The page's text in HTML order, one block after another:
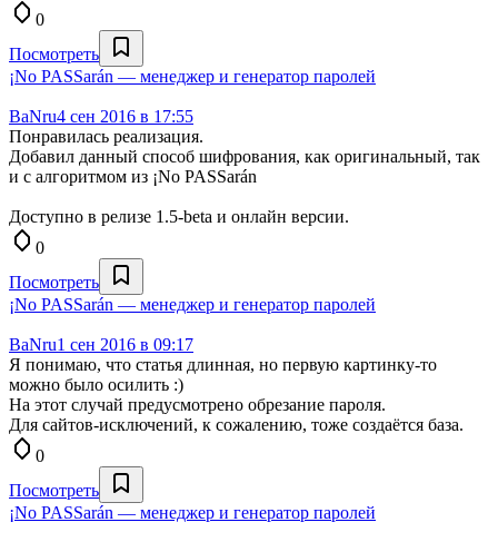
0
Посмотреть
¡No PASSarán — менеджер и генератор паролей
BaNru4 сен 2016 в 17:55
Понравилась реализация.
Добавил данный способ шифрования, как оригинальный, так
и с алгоритмом из ¡No PASSarán
Доступно в релизе 1.5-beta и онлайн версии.
0
Посмотреть
¡No PASSarán — менеджер и генератор паролей
BaNru1 сен 2016 в 09:17
Я понимаю, что статья длинная, но первую картинку-то
можно было осилить :)
На этот случай предусмотрено обрезание пароля.
Для сайтов-исключений, к сожалению, тоже создаётся база.
0
Посмотреть
¡No PASSarán — менеджер и генератор паролей